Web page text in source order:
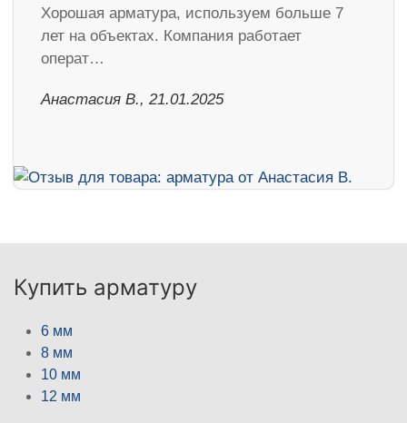
Хорошая арматура, используем больше 7
лет на объектах. Компания работает
операт…
Анастасия В., 21.01.2025
Купить арматуру
6 мм
8 мм
10 мм
12 мм